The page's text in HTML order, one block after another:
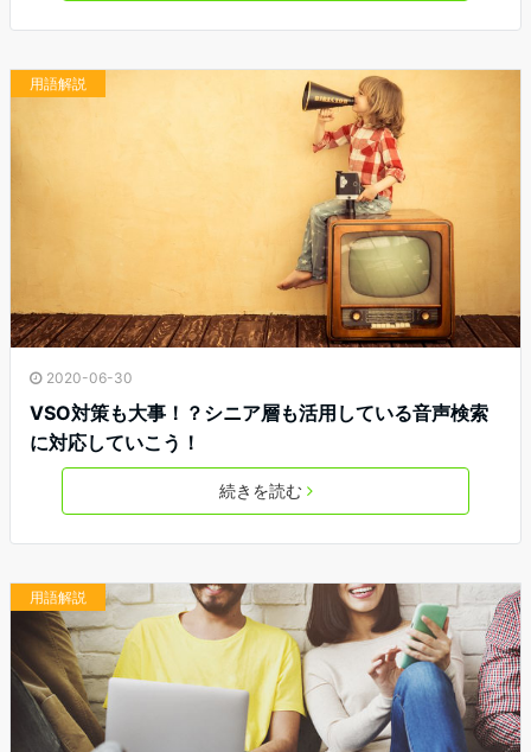
用語解説
2020-06-30
VSO対策も大事！？シニア層も活用している音声検索
に対応していこう！
続きを読む
用語解説